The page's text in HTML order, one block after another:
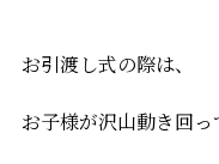
お引渡し式の際は、
お子様が沢山動き回